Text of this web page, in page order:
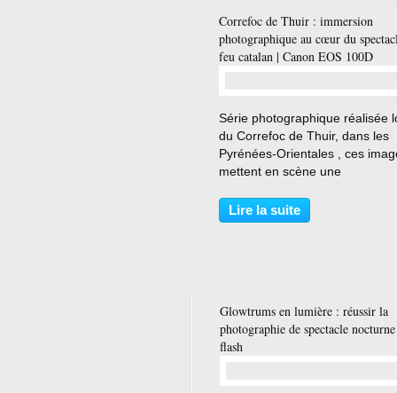
Correfoc de Thuir : immersion
photographique au cœur du
feu catalan | Canon EOS 100D
Série photographique réalisée
du Correfoc de Thuir, dans les
Pyrénées-Orientales , ces
mettent en scène une
pyrotechnique évoluant au
flammes, des étincelles et de la
Lire la suite
Glowtrums en lumière : réussir la
photographie de spectacle nocturne
flash